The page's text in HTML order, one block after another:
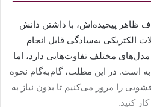
پیچیده‌اش، با داشتن دانش
الکتریکی به‌سادگی قابل انجام
مختلف تفاوت‌هایی دارد، اما
است. در این مطلب، گام‌به‌گام نحوه
را مرور می‌کنیم تا بدون نیاز به
کنید.